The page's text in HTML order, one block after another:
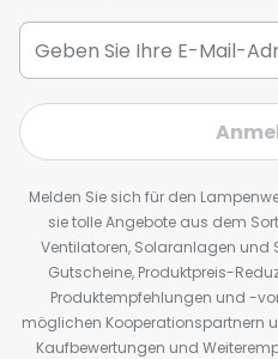
Melden Sie sich für den
sie tolle Angebote aus dem
Ventilatoren, Solaranlagen und
Gutscheine, Produktpreis-
Produktempfehlungen und -
möglichen Kooperationspartnern
Kaufbewertungen und